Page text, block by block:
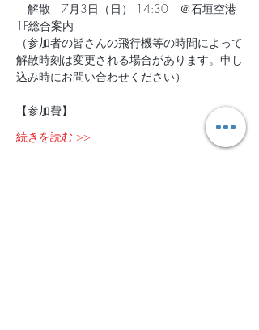
解散　7月3日（日） 14:30　＠石垣空港
1F総合案内
（参加者の皆さんの飛行機等の時間によって
解散時刻は変更される場合があります。申し
込み時にお問い合わせください）
【参加費】
続きを読む >>